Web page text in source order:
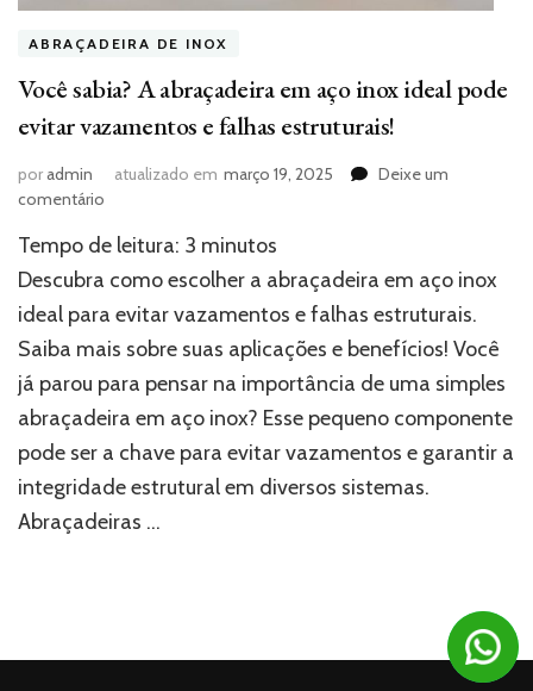
ABRAÇADEIRA DE INOX
Você sabia? A abraçadeira em aço inox ideal pode
evitar vazamentos e falhas estruturais!
poradmin atualizado em março 19, 2025
Deixe um
comentário
sabia?
A
em
aço
ideal
pode
evitar
vazamentos
e
falhas
Tempo de leitura: 3 minutos
Descubra como escolher a abraçadeira em aço inox
ideal para evitar vazamentos e falhas estruturais.
Saiba mais sobre suas aplicações e benefícios! Você
já parou para pensar na importância de uma simples
abraçadeira em aço inox? Esse pequeno componente
pode ser a chave para evitar vazamentos e garantir a
integridade estrutural em diversos sistemas.
Abraçadeiras …